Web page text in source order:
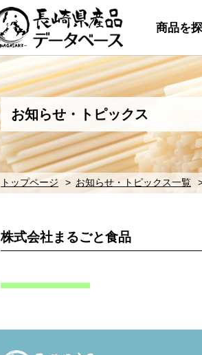
商品を
お知らせ・トピックス
トップページ お知らせ・トピックス一覧
株式会社まるごと食品